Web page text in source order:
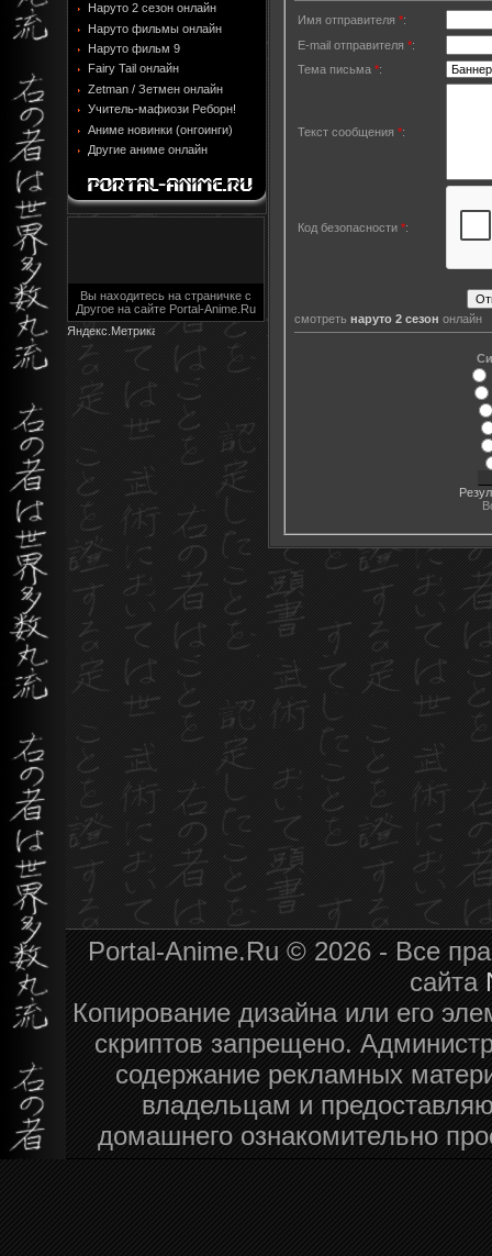
Наруто 2 сезон онлайн
Наруто фильмы онлайн
Наруто фильм 9
Fairy Tail онлайн
Zetman / Зетмен онлайн
Учитель-мафиози Реборн!
Аниме новинки (онгоинги)
Другие аниме онлайн
Вы находитесь на страничке с
Другое на сайте Portal-Anime.Ru
Имя отправителя *:
E-mail отправителя *:
Тема письма *:
Текст сообщения *:
Код безопасности *:
смотреть наруто 2 сезон онлайн
Portal-Anime.Ru © 2026 - Все
сайта
Копирование дизайна или его
скриптов запрещено.
содержание рекламных
владельцам и
домашнего ознакомительно